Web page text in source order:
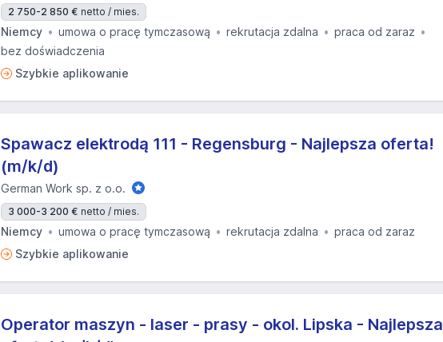
2 750-2 850 € netto / mies.
Niemcy umowa o pracę tymczasową rekrutacja zdalna
praca od zaraz
bez doświadczenia
Szybkie aplikowanie
Spawacz elektrodą 111 - Regensburg - Najlepsza oferta!
(m/k/d)
German Work sp. z o.o.
3 000-3 200 € netto / mies.
Niemcy umowa o pracę tymczasową rekrutacja zdalna
praca od zaraz
Szybkie aplikowanie
Operator maszyn - laser - prasy - okol. Lipska - Najlepsza